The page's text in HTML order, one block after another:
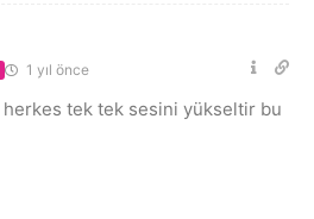
1 yıl önce
herkes tek tek sesini yükseltir bu